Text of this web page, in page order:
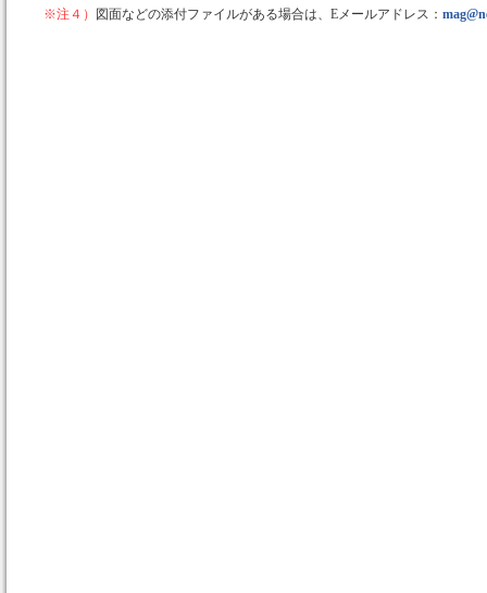
※注４）
図面などの添付ファイルがある場合は、Eメールアドレス：